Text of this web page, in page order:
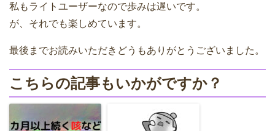
私もライトユーザーなので歩みは遅いです。
が、それでも楽しめています。
最後までお読みいただきどうもありがとうございました。
こちらの記事もいかがですか？